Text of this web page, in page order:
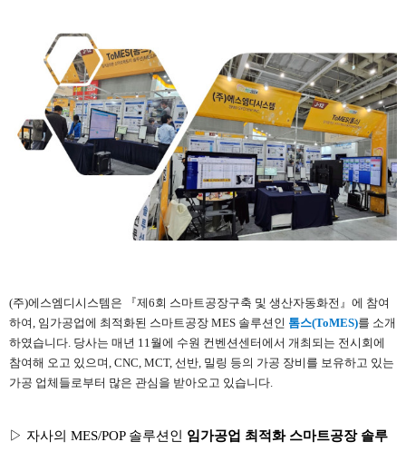
(주)에스엠디시스템은 『제6회 스마트공장구축 및 생산자동화전』에 참여
하여, 임가공업에 최적화된 스마트공장 MES 솔루션인 톰스(ToMES)를 소개
하였습니다. 당사는 매년 11월에 수원 컨벤션센터에서 개최되는 전시회에
참여해 오고 있으며, CNC, MCT, 선반, 밀링 등의 가공 장비를 보유하고 있는
가공 업체들로부터 많은 관심을 받아오고 있습니다.
▷ 자사의 MES/POP 솔루션인 임가공업 최적화 스마트공장 솔루